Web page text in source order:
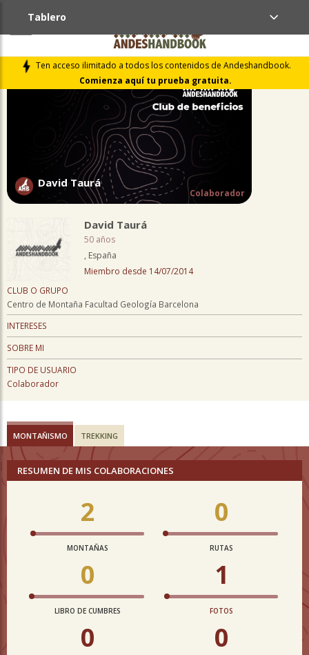
Ten acceso ilimitado a todos los contenidos de Andeshandbook.
Comienza aquí tu prueba gratuita.
Tablero
David Taurá
Colaborador
David Taurá
50 años
, España
Miembro desde 14/07/2014
CLUB O GRUPO
Centro de Montaña Facultad Geología Barcelona
INTERESES
SOBRE MI
TIPO DE USUARIO
Colaborador
MONTAÑISMO TREKKING
RESUMEN DE MIS COLABORACIONES
2
MONTAÑAS
0
RUTAS
0
LIBRO DE CUMBRES
1
FOTOS
0 0